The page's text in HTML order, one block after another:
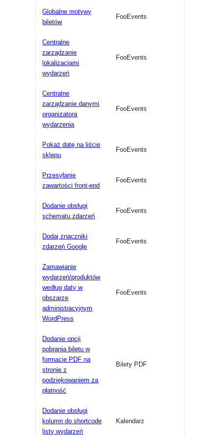
Globalne motywy
biletów
FooEvents
Centralne
zarządzanie
lokalizacjami
wydarzeń
FooEvents
Centralne
zarządzanie danymi
organizatora
wydarzenia
FooEvents
Pokaż datę na liście
sklepu
FooEvents
Przesyłanie
zawartości front-end
FooEvents
Dodanie obsługi
schematu zdarzeń
FooEvents
Dodaj znaczniki
zdarzeń Google
FooEvents
Zamawianie
wydarzeń/produktów
według daty w
obszarze
administracyjnym
WordPress
FooEvents
Dodanie opcji
pobrania biletu w
formacie PDF na
stronie z
podziękowaniem za
płatność
Bilety PDF
Dodanie obsługi
kolumn do shortcode
listy wydarzeń
Kalendarz